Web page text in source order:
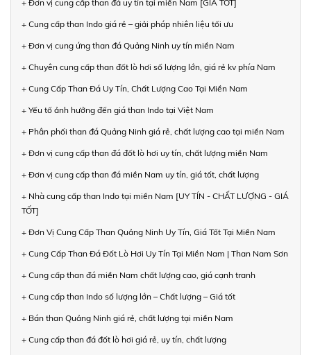
+ Đơn vị cung cấp than đá uy tín tại miền Nam [GIÁ TỐT]
+ Cung cấp than Indo giá rẻ – giải pháp nhiên liệu tối ưu
+ Đơn vị cung ứng than đá Quảng Ninh uy tín miền Nam
+ Chuyên cung cấp than đốt lò hơi số lượng lớn, giá rẻ kv phía Nam
+ Cung Cấp Than Đá Uy Tín, Chất Lượng Cao Tại Miền Nam
+ Yếu tố ảnh hưởng đến giá than Indo tại Việt Nam
+ Phân phối than đá Quảng Ninh giá rẻ, chất lượng cao tại miền Nam
+ Đơn vị cung cấp than đá đốt lò hơi uy tín, chất lượng miền Nam
+ Đơn vị cung cấp than đá miền Nam uy tín, giá tốt, chất lượng
+ Nhà cung cấp than Indo tại miền Nam [UY TÍN - CHẤT LƯỢNG - GIÁ
TỐT]
+ Đơn Vị Cung Cấp Than Quảng Ninh Uy Tín, Giá Tốt Tại Miền Nam
+ Cung Cấp Than Đá Đốt Lò Hơi Uy Tín Tại Miền Nam | Than Nam Sơn
+ Cung cấp than đá miền Nam chất lượng cao, giá cạnh tranh
+ Cung cấp than Indo số lượng lớn – Chất lượng – Giá tốt
+ Bán than Quảng Ninh giá rẻ, chất lượng tại miền Nam
+ Cung cấp than đá đốt lò hơi giá rẻ, uy tín, chất lượng